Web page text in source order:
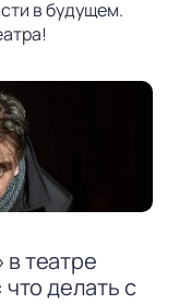
в будущем.
в театре
делать с